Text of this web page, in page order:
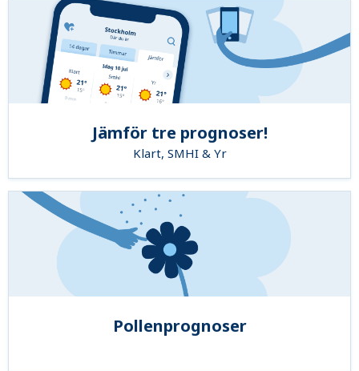
Jämför tre prognoser!
Klart, SMHI & Yr
Pollenprognoser